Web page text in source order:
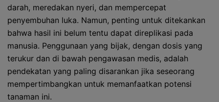
darah, meredakan nyeri, dan mempercepat
penyembuhan luka. Namun, penting untuk ditekankan
bahwa hasil ini belum tentu dapat direplikasi pada
manusia. Penggunaan yang bijak, dengan dosis yang
terukur dan di bawah pengawasan medis, adalah
pendekatan yang paling disarankan jika seseorang
mempertimbangkan untuk memanfaatkan potensi
tanaman ini.